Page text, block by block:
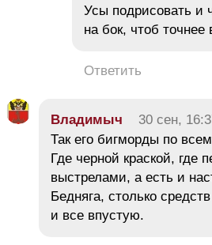
Усы подрисовать и
на бок, чтоб
Ответить
Владимыч 30 сен,
Так его бигморды по
Где черной краской, где
выстрелами, а есть и
Бедняга, столько
и все впустую.